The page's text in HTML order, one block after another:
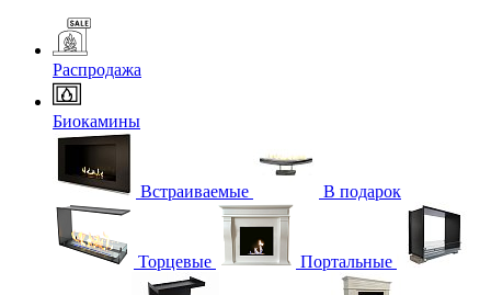
Распродажа
Биокамины
Встраиваемые В подарок
Торцевые Портальные